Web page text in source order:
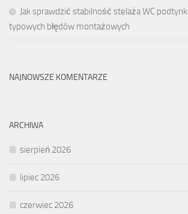
Jak sprawdzić stabilność stelaża WC
typowych błędów montażowych
NAJNOWSZE KOMENTARZE
ARCHIWA
sierpień 2026
lipiec 2026
czerwiec 2026